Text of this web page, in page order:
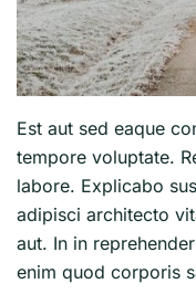
Est aut sed eaque
tempore voluptate.
labore. Explicabo
adipisci architecto
aut. In in
enim quod corporis